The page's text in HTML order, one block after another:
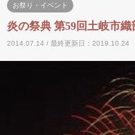
お祭り・イベント
炎の祭典 第59回土岐市
2014.07.14 / 最終更新日：2019.10.24